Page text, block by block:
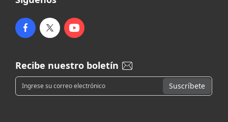
Recibe nuestro boletín